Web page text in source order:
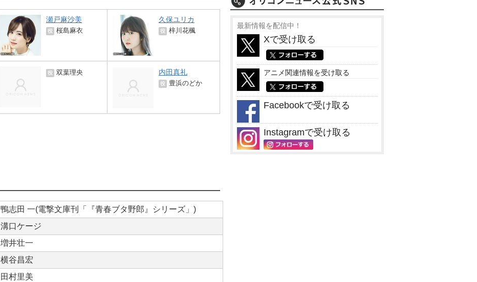
瀬戸麻沙美
役 桜島麻衣
久保ユリカ
役 梓川花楓
役 双葉理央 内田真礼
役 豊浜のどか
鴨志田 一(電撃文庫刊「『青春ブタ野郎』シリーズ」)
溝口ケージ
増井壮一
横谷昌宏
田村里美
最新情報を配信中！
Xで受け取る
アニメ関連情報を受け取る
Facebookで受け取る
Instagramで受け取る